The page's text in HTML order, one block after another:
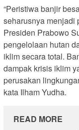
“Peristiwa banjir
seharusnya menjadi
Presiden Prabowo
pengelolaan hutan
iklim secara total.
dampak krisis iklim
perusakan
kata Ilham Yudha.
READ MORE